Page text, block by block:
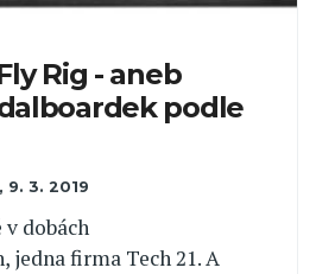
Rig - aneb
podle
, 9. 3. 2019
dobách
jedna firma Tech 21. A